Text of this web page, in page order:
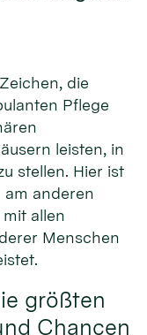
die
Pflege
leisten, in
stellen. Hier ist
am anderen
allen
Menschen
größten
Chancen